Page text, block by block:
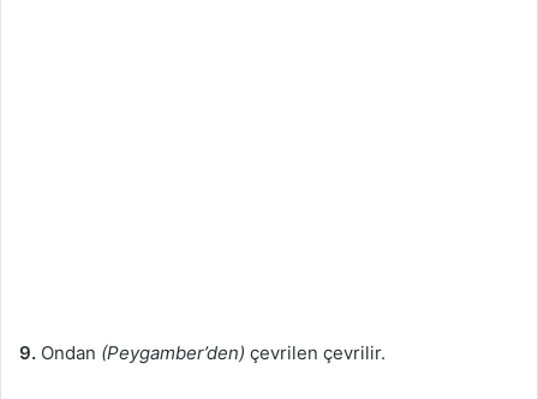
9. Ondan (Peygamber’den) çevrilen çevrilir.